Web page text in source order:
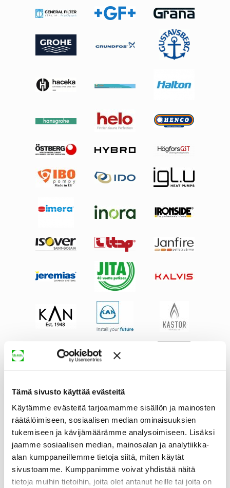
Tämä sivusto käyttää evästeitä
Käytämme evästeitä tarjoamamme sisällön ja mainosten
räätälöimiseen, sosiaalisen median ominaisuuksien
tukemiseen ja kävijämäärämme analysoimiseen. Lisäksi
jaamme sosiaalisen median, mainosalan ja analytiikka-
alan kumppaneillemme tietoja siitä, miten käytät
sivustoamme. Kumppanimme voivat yhdistää näitä
tietoja muihin tietoihin, joita olet antanut heille tai joita on